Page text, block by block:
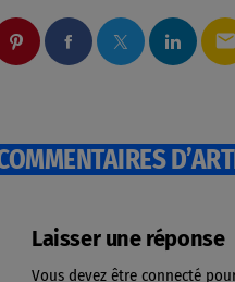
email
Laisser une réponse
Vous devez être connecté